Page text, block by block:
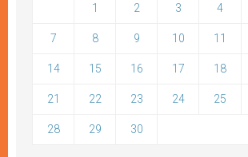
1 2 3 4
7 8 9 10 11
14 15 16 17 18
21 22 23 24 25
28 29 30